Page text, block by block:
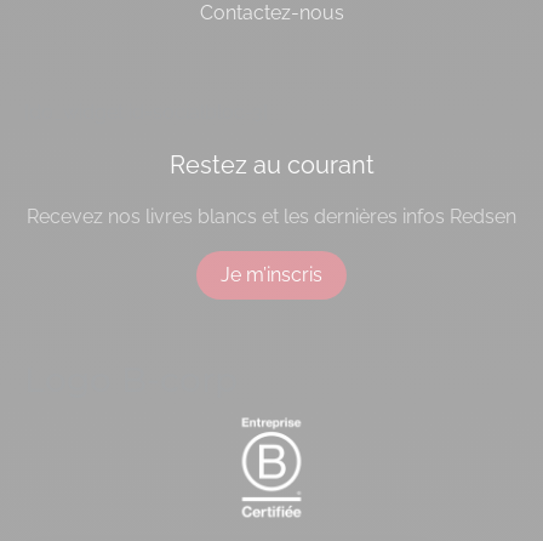
Contactez-nous
Restez au courant
Recevez nos livres blancs et les dernières infos Redsen
Je m’inscris